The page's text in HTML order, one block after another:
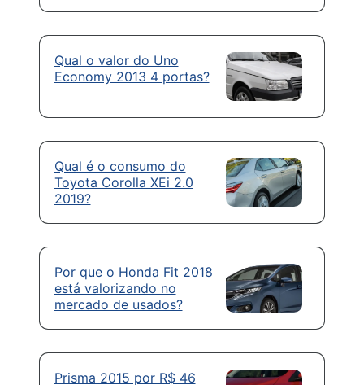
Qual o valor do Uno
Economy 2013 4 portas?
Qual é o consumo do
Toyota Corolla XEi 2.0
2019?
Por que o Honda Fit 2018
está valorizando no
mercado de usados?
Prisma 2015 por R$ 46